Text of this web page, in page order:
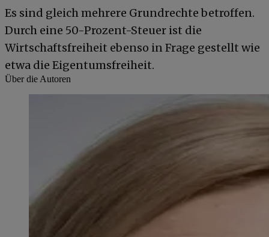
Es sind gleich mehrere Grundrechte betroffen.
Durch eine 50-Prozent-Steuer ist die
Wirtschaftsfreiheit ebenso in Frage gestellt wie
etwa die Eigentumsfreiheit.
Über die Autoren